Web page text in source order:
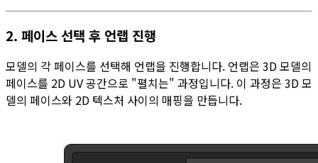
2. 페이스 선택 후 언랩 진행
모델의 각 페이스를 선택해 언랩을 진행합니다. 언랩은 3D 모델의
페이스를 2D UV 공간으로 "펼치는" 과정입니다. 이 과정은 3D 모
델의 페이스와 2D 텍스처 사이의 매핑을 만듭니다.